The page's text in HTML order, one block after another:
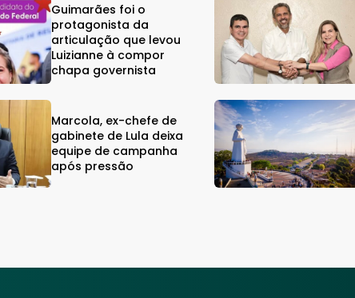
Guimarães foi o
protagonista da
articulação que levou
Luizianne à compor
chapa governista
Marcola, ex-chefe de
gabinete de Lula deixa
equipe de campanha
após pressão